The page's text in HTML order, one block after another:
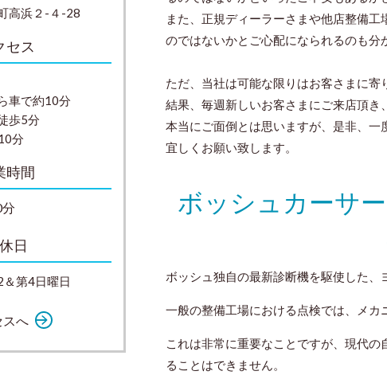
また、正規ディーラーさまや他店整備
のではないかとご心配になられるのも分
ただ、当社は可能な限りはお客さまに寄
結果、毎週新しいお客さまにご来店頂き
本当にご面倒とは思いますが、是非、一
宜しくお願い致します。
ボッシュカーサ
ボッシュ独自の最新診断機を駆使した、
一般の整備工場における点検では、メカ
これは非常に重要なことですが、現代
ることはできません。
高浜２-４-28
セス
車で約10分
歩5分
分
時間
日
第4日曜日
スへ